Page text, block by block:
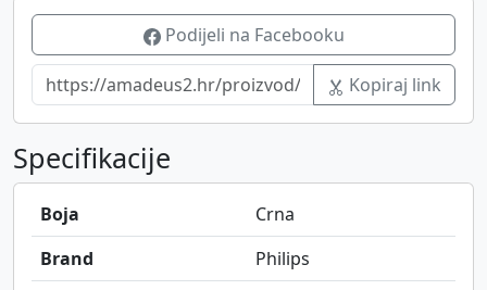
Podijeli na Facebooku
Kopiraj link
Specifikacije
Boja
Crna
Brand
Philips